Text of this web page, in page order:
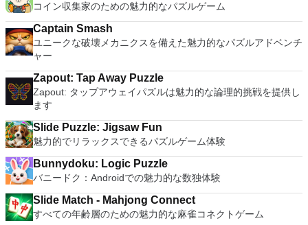
コイン収集家のための魅力的なパズルゲーム
Captain Smash
ユニークな破壊メカニクスを備えた魅力的なパズルアドベンチ
ャー
Zapout: Tap Away Puzzle
Zapout: タップアウェイパズルは魅力的な論理的挑戦を提供し
ます
Slide Puzzle: Jigsaw Fun
魅力的でリラックスできるパズルゲーム体験
Bunnydoku: Logic Puzzle
バニードク：Androidでの魅力的な数独体験
Slide Match - Mahjong Connect
すべての年齢層のための魅力的な麻雀コネクトゲーム